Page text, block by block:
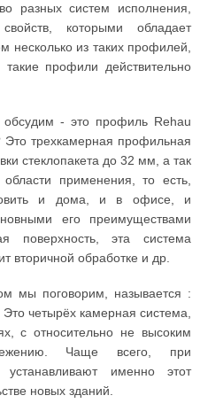
разных систем исполнения,
которыми обладает
из таких профилей,
профили действительно
- это профиль Rehau
Это трехкамерная профильная
стеклопакета до 32 мм, а так
применения, то есть,
и дома, и в офисе, и
его преимуществами
поверхность, эта система
вторичной обработке и др.
мы поговорим, называется :
четырёх камерная система,
с относительно не высоким
Чаще всего, при
именно этот
новых зданий.